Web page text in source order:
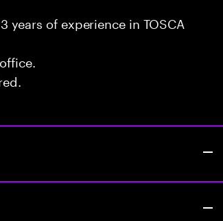
years of experience in TOSCA